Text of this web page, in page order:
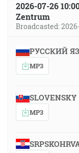
2026-07-26
Zentrum
Broadcasted:
РУССКИЙ
MP3
SLOVENSKY
MP3